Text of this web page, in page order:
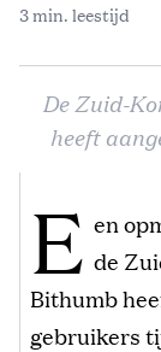
3 min. leestijd
De Zuid-
heeft
E en
de
Bithumb
gebruikers